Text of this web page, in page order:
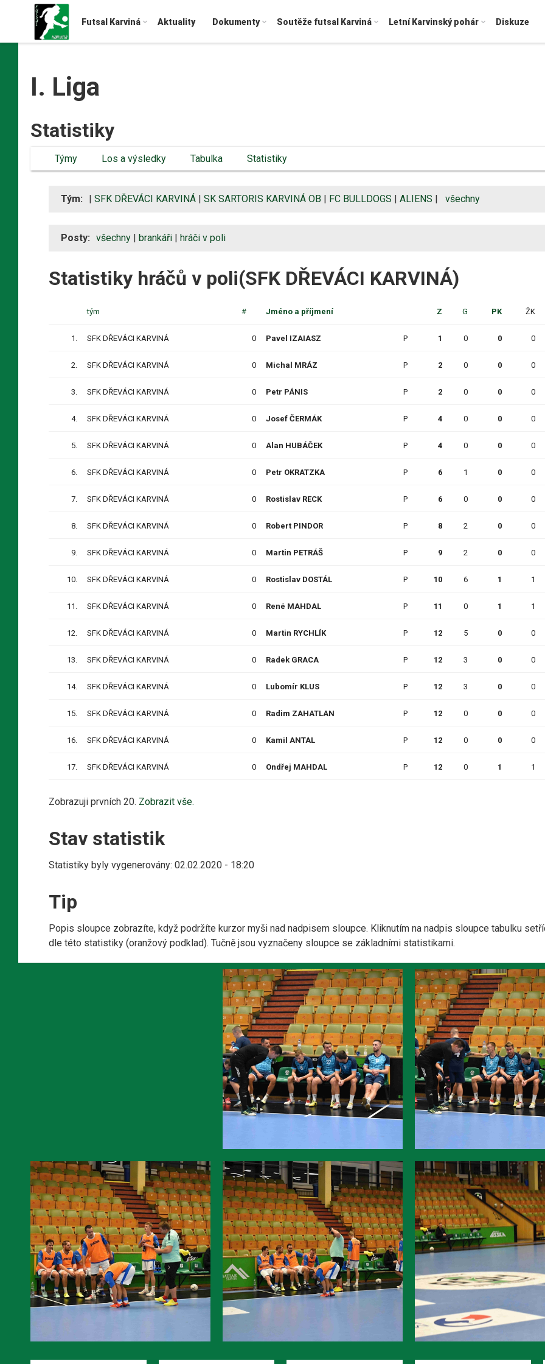
Futsal Karviná Aktuality Dokumenty Soutěže futsal Karviná Letní Karvinský pohár Diskuze
I. Liga
Statistiky
Týmy Los a výsledky Tabulka Statistiky
Tým: | SFK DŘEVÁCI KARVINÁ | SK SARTORIS KARVINÁ OB | FC BULLDOGS | ALIENS | všechny
Posty: všechny | brankáři | hráči v poli
Statistiky hráčů v poli(SFK DŘEVÁCI KARVINÁ)
tým # Jméno a příjmení Z G PK ŽK
1. SFK DŘEVÁCI KARVINÁ 0 Pavel IZAIASZ P 1 0 0 0
2. SFK DŘEVÁCI KARVINÁ 0 Michal MRÁZ P 2 0 0 0
3. SFK DŘEVÁCI KARVINÁ 0 Petr PÁNIS P 2 0 0 0
4. SFK DŘEVÁCI KARVINÁ 0 Josef ČERMÁK P 4 0 0 0
5. SFK DŘEVÁCI KARVINÁ 0 Alan HUBÁČEK P 4 0 0 0
6. SFK DŘEVÁCI KARVINÁ 0 Petr OKRATZKA P 6 1 0 0
7. SFK DŘEVÁCI KARVINÁ 0 Rostislav RECK P 6 0 0 0
8. SFK DŘEVÁCI KARVINÁ 0 Robert PINDOR P 8 2 0 0
9. SFK DŘEVÁCI KARVINÁ 0 Martin PETRÁŠ P 9 2 0 0
10. SFK DŘEVÁCI KARVINÁ 0 Rostislav DOSTÁL P 10 6 1 1
11. SFK DŘEVÁCI KARVINÁ 0 René MAHDAL P 11 0 1 1
12. SFK DŘEVÁCI KARVINÁ 0 Martin RYCHLÍK P 12 5 0 0
13. SFK DŘEVÁCI KARVINÁ 0 Radek GRACA P 12 3 0 0
14. SFK DŘEVÁCI KARVINÁ 0 Lubomír KLUS P 12 3 0 0
15. SFK DŘEVÁCI KARVINÁ 0 Radim ZAHATLAN P 12 0 0 0
16. SFK DŘEVÁCI KARVINÁ 0 Kamil ANTAL P 12 0 0 0
17. SFK DŘEVÁCI KARVINÁ 0 Ondřej MAHDAL P 12 0 1 1
Zobrazuji prvních 20. Zobrazit vše.
Stav statistik
Statistiky byly vygenerovány: 02.02.2020 - 18:20
Tip
Popis sloupce zobrazíte, když podržíte kurzor myši nad nadpisem sloupce. Kliknutím na nadpis sloupce tabulku
dle této statistiky (oranžový podklad). Tučně jsou vyznačeny sloupce se základními statistikami.